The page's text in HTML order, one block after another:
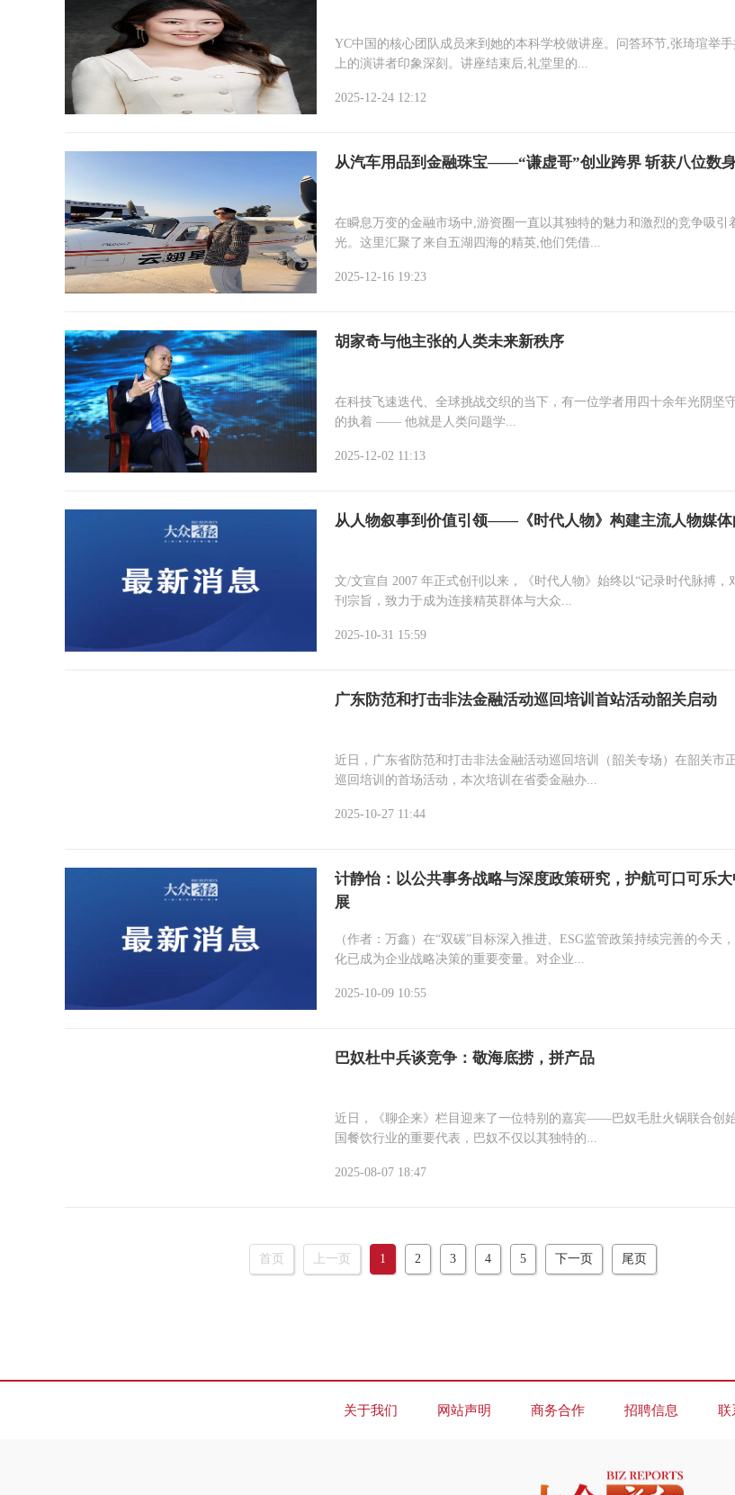
YC中国的核心团队成员来到她的本科学校做讲座。问答环节,张琦瑄举
上的演讲者印象深刻。讲座结束后,礼堂里的...
2025-12-24 12:12
从汽车用品到金融珠宝——“谦虚哥”创业跨界 斩获八位数
在瞬息万变的金融市场中,游资圈一直以其独特的魅力和激烈的竞争吸引
光。这里汇聚了来自五湖四海的精英,他们凭借...
2025-12-16 19:23
胡家奇与他主张的人类未来新秩序
在科技飞速迭代、全球挑战交织的当下，有一位学者用四十余年光阴坚
的执着 —— 他就是人类问题学...
2025-12-02 11:13
从人物叙事到价值引领——《时代人物》构建主流人物媒体
文/文宣自 2007 年正式创刊以来，《时代人物》始终以“记录时代脉搏，
刊宗旨，致力于成为连接精英群体与大众...
2025-10-31 15:59
广东防范和打击非法金融活动巡回培训首站活动韶关启动
近日，广东省防范和打击非法金融活动巡回培训（韶关专场）在韶关市
巡回培训的首场活动，本次培训在省委金融办...
2025-10-27 11:44
计静怡：以公共事务战略与深度政策研究，护航可口可乐
展
（作者：万鑫）在“双碳”目标深入推进、ESG监管政策持续完善的今天
化已成为企业战略决策的重要变量。对企业...
2025-10-09 10:55
巴奴杜中兵谈竞争：敬海底捞，拼产品
近日，《聊企来》栏目迎来了一位特别的嘉宾——巴奴毛肚火锅联合创
国餐饮行业的重要代表，巴奴不仅以其独特的...
2025-08-07 18:47
首页 上一页 1 2 3 4 5 下一页 尾页
关于我们 网站声明 商务合作 招聘信息 联